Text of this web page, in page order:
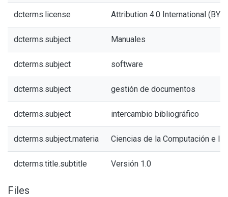
dcterms.license Attribution 4.0 International (BY
dcterms.subject Manuales
dcterms.subject software
dcterms.subject gestión de documentos
dcterms.subject intercambio bibliográfico
dcterms.subject.materia Ciencias de la Computación e
dcterms.title.subtitle Versión 1.0
Files